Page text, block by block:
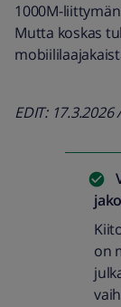
1000M-
Mutta koskas
EDIT:
on